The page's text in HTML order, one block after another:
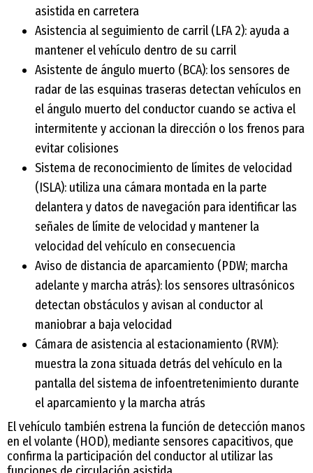
asistida en carretera
Asistencia al seguimiento de carril (LFA 2): ayuda a
mantener el vehículo dentro de su carril
Asistente de ángulo muerto (BCA): los sensores de
radar de las esquinas traseras detectan vehículos en
el ángulo muerto del conductor cuando se activa el
intermitente y accionan la dirección o los frenos para
evitar colisiones
Sistema de reconocimiento de límites de velocidad
(ISLA): utiliza una cámara montada en la parte
delantera y datos de navegación para identificar las
señales de límite de velocidad y mantener la
velocidad del vehículo en consecuencia
Aviso de distancia de aparcamiento (PDW; marcha
adelante y marcha atrás): los sensores ultrasónicos
detectan obstáculos y avisan al conductor al
maniobrar a baja velocidad
Cámara de asistencia al estacionamiento (RVM):
muestra la zona situada detrás del vehículo en la
pantalla del sistema de infoentretenimiento durante
el aparcamiento y la marcha atrás
El vehículo también estrena la función de detección manos
en el volante (HOD), mediante sensores capacitivos, que
confirma la participación del conductor al utilizar las